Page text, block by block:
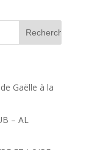
Gaëlle à la
– AL